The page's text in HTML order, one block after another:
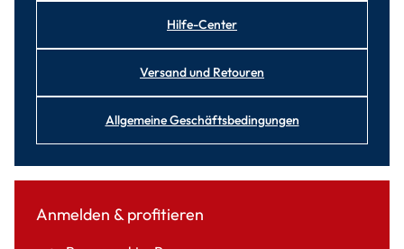
Hilfe-Center
Versand und Retouren
Allgemeine Geschäftsbedingungen
Anmelden & profitieren